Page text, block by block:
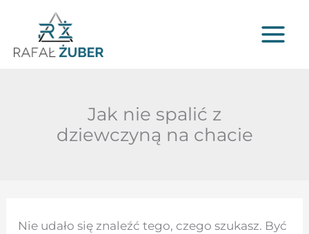
treści
Jak nie spalić z
dziewczyną na chacie
Nie udało się znaleźć tego, czego szukasz. Być
dla: